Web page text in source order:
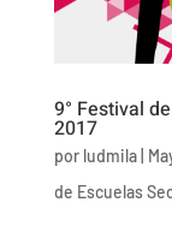
9° Festival
2017
por ludmila|
de Escuelas